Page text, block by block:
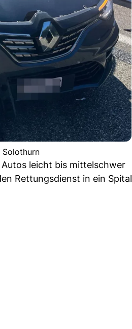
leicht bis mittelschwer
Rettungsdienst in ein Spital